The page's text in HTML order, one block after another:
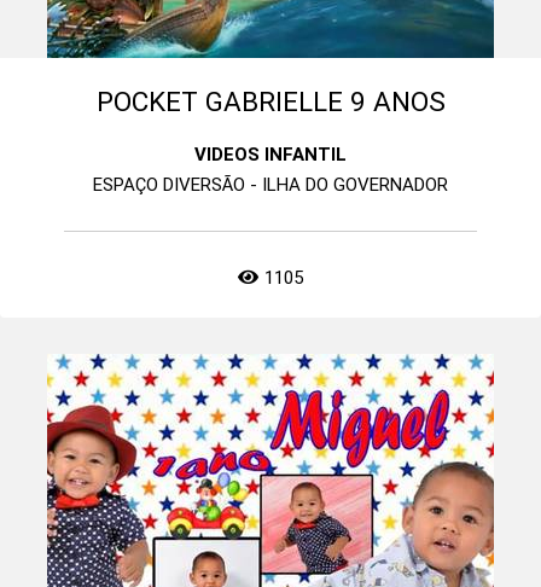
POCKET GABRIELLE 9 ANOS
VIDEOS INFANTIL
ESPAÇO DIVERSÃO - ILHA DO GOVERNADOR
1105